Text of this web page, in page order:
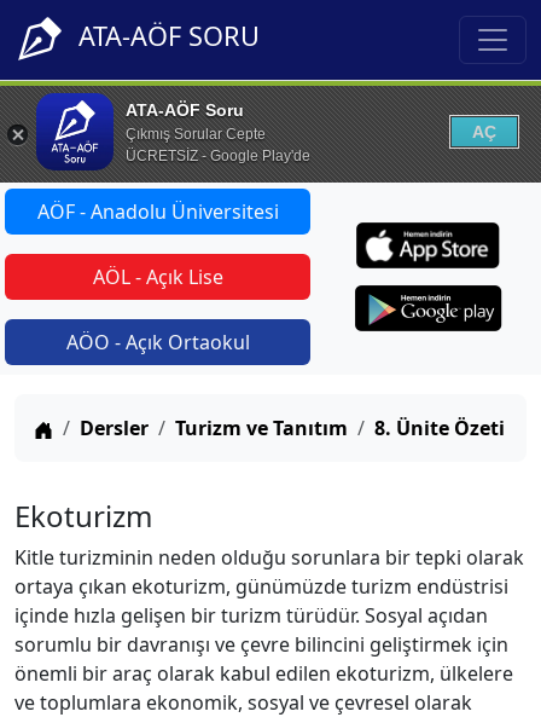
ATA-AÖF SORU
ATA-AÖF Soru
Çıkmış Sorular Cepte
ÜCRETSİZ - Google Play'de
AÇ
AÖF - Anadolu Üniversitesi
AÖL - Açık Lise
AÖO - Açık Ortaokul
Anasayfa
Dersler Turizm ve Tanıtım 8. Ünite Özeti
Ekoturizm
Kitle turizminin neden olduğu sorunlara bir tepki olarak
ortaya çıkan ekoturizm, günümüzde turizm endüstrisi
içinde hızla gelişen bir turizm türüdür. Sosyal açıdan
sorumlu bir davranışı ve çevre bilincini geliştirmek için
önemli bir araç olarak kabul edilen ekoturizm, ülkelere
ve toplumlara ekonomik, sosyal ve çevresel olarak